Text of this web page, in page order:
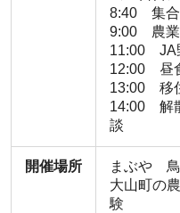
8:40 集合
9:00 農業
11:00 JA
12:00 昼
13:00 移
14:00 解
談
開催場所
まぶや 鳥
大山町の
験